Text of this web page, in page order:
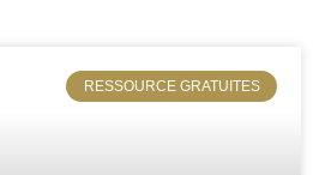
RESSOURCE GRATUITES